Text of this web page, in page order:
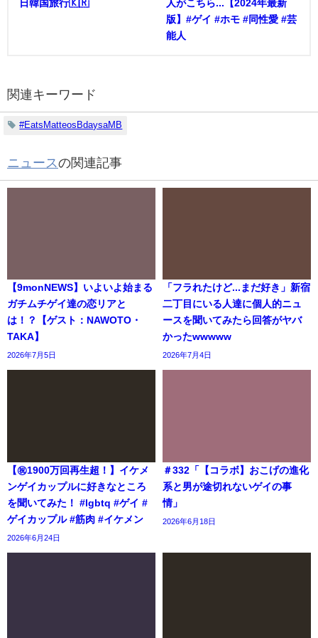
日韓国旅行🇰🇷
人がこちら...【2024年最新
版】#ゲイ #ホモ #同性愛 #芸
能人
関連キーワード
#EatsMatteosBdaysaMB
ニュースの関連記事
【9monNEWS】いよいよ始まる
ガチムチゲイ達の恋リアと
は！？【ゲスト：NAWOTO・
TAKA】
2026年7月5日
「フラれたけど...まだ好き」新宿
二丁目にいる人達に個人的ニュ
ースを聞いてみたら回答がヤバ
かったwwwww
2026年7月4日
【㊗️1900万回再生超！】イケメ
ンゲイカップルに好きなところ
を聞いてみた！ #lgbtq #ゲイ #
ゲイカップル #筋肉 #イケメン
2026年6月24日
＃332「【コラボ】おこげの進化
系と男が途切れないゲイの事
情」
2026年6月18日